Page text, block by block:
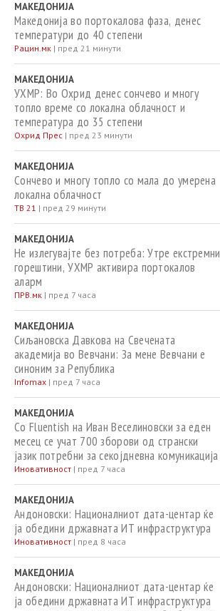
МАКЕДОНИЈА
Македонија во портокалова фаза, денес
температури до 40 степени
Рацин.мк | пред 21 минути
МАКЕДОНИЈА
УХМР: Во Охрид денес сончево и многу
топло време со локална облачност и
температура до 35 степени
Охрид Прес | пред 23 минути
МАКЕДОНИЈА
Сончево и многу топло со мала до умерена
локална облачност
ТВ 21 | пред 29 минути
МАКЕДОНИЈА
Не излегувајте без потреба: Утре екстремни
горештини, УХМР активира портокалов
аларм
ПРВ.мк | пред 7 часа
МАКЕДОНИЈА
Сиљановска Давкова на Свечената
академија во Вевчани: За мене Вевчани е
синоним за Република
Infomax | пред 7 часа
МАКЕДОНИЈА
Со Fluentish на Иван Веселиновски за еден
месец се учат 700 зборови од странски
јазик потребни за секојдневна комуникација
Иновативност | пред 7 часа
МАКЕДОНИЈА
Андоновски: Националниот дата-центар ќе
ја обедини државната ИТ инфраструктура
Иновативност | пред 8 часа
МАКЕДОНИЈА
Андоновски: Националниот дата-центар ќе
ја обедини државната ИТ инфраструктура